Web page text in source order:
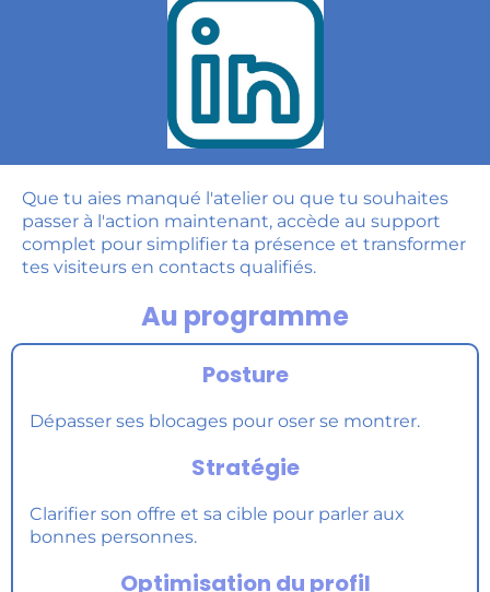
Que tu aies manqué l'atelier ou que tu souhaites
passer à l'action maintenant, accède au support
complet pour simplifier ta présence et transformer
tes visiteurs en contacts qualifiés.
Au programme
Posture
Dépasser ses blocages pour oser se montrer.
Stratégie
Clarifier son offre et sa cible pour parler aux
bonnes personnes.
Optimisation du profil